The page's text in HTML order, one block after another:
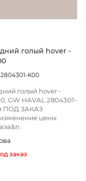
голый hover -
2804301-K00
голый hover -
GW HAVAL 2804301-
ПОД ЗАКАЗ
цены.
заказ